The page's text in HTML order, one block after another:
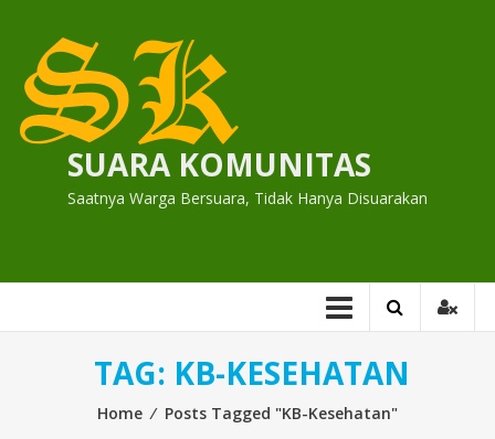
content
SUARA KOMUNITAS
Saatnya Warga Bersuara, Tidak Hanya Disuarakan
TAG: KB-KESEHATAN
Home ⁄ Posts Tagged "KB-Kesehatan"